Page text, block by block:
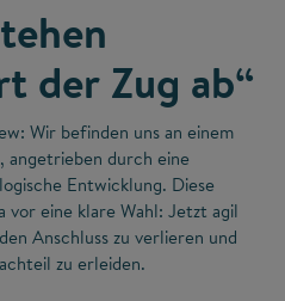
der Zug ab“
Wir befinden uns an einem
angetrieben durch eine
Entwicklung. Diese
eine klare Wahl: Jetzt agil
Anschluss zu verlieren und
zu erleiden.